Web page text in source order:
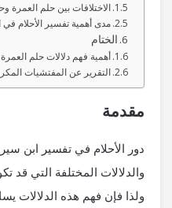
الاختلافات بين حلم العمرة
مدى أهمية تفسير الأحلام في
الختام
أهمية فهم دلالات حلم العمرة
التقرير عن المفتشيات
مقدمة
دور الأحلام في تفسير ابن
والدلالات المختلفة التي قد
ولذا فإن فهم هذه الدلالات